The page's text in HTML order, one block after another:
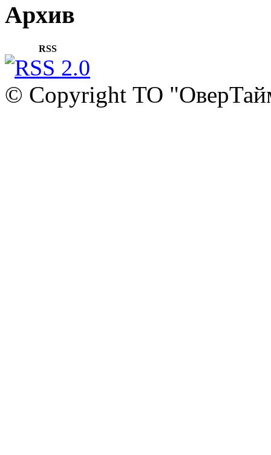
Архив
RSS
© Copyright ТО